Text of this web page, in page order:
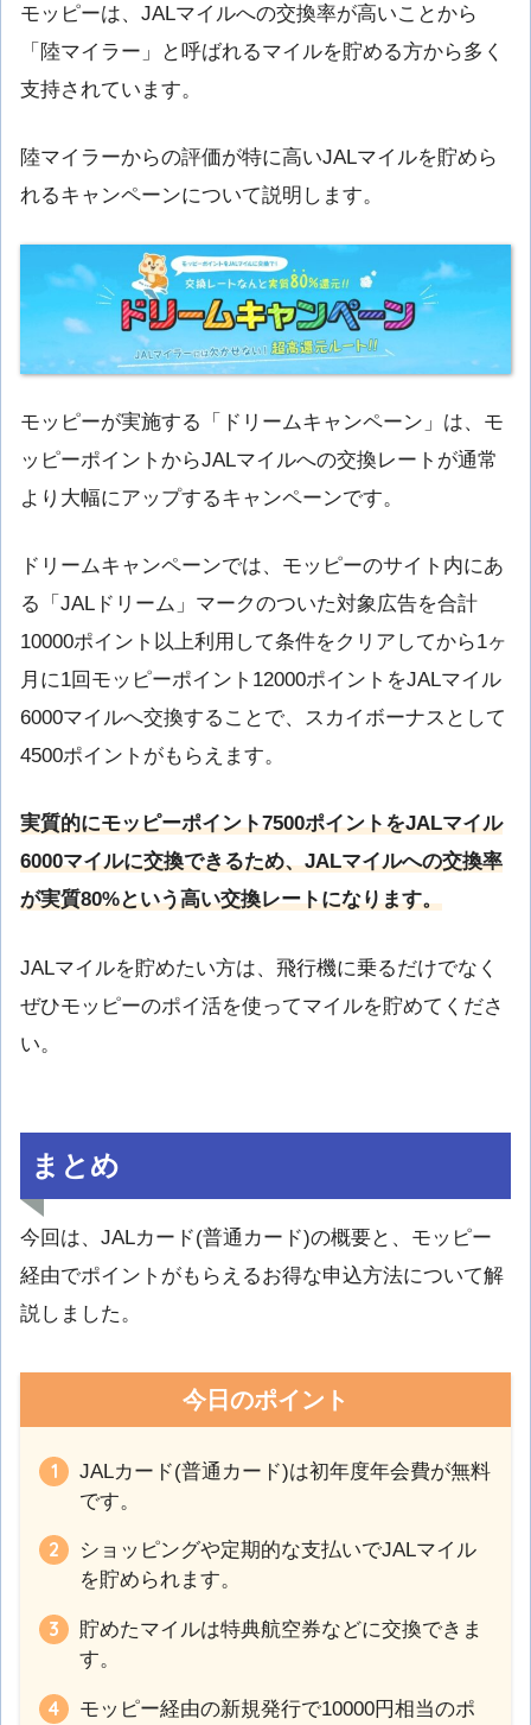
モッピーは、JALマイルへの交換率が高いことから
「陸マイラー」と呼ばれるマイルを貯める方から多く
支持されています。
陸マイラーからの評価が特に高いJALマイルを貯めら
れるキャンペーンについて説明します。
モッピーが実施する「ドリームキャンペーン」は、モ
ッピーポイントからJALマイルへの交換レートが通常
より大幅にアップするキャンペーンです。
ドリームキャンペーンでは、モッピーのサイト内にあ
る「JALドリーム」マークのついた対象広告を合計
10000ポイント以上利用して条件をクリアしてから1ヶ
月に1回モッピーポイント12000ポイントをJALマイル
6000マイルへ交換することで、スカイボーナスとして
4500ポイントがもらえます。
実質的にモッピーポイント7500ポイントをJALマイル
6000マイルに交換できるため、JALマイルへの交換率
が実質80%という高い交換レートになります。
JALマイルを貯めたい方は、飛行機に乗るだけでなく
ぜひモッピーのポイ活を使ってマイルを貯めてくださ
い。
まとめ
今回は、JALカード(普通カード)の概要と、モッピー
経由でポイントがもらえるお得な申込方法について解
説しました。
今日のポイント
JALカード(普通カード)は初年度年会費が無料
です。
ショッピングや定期的な支払いでJALマイル
を貯められます。
貯めたマイルは特典航空券などに交換できま
す。
モッピー経由の新規発行で10000円相当のポ